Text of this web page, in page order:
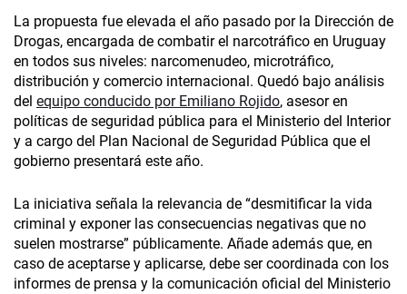
La propuesta fue elevada el año pasado por la Dirección de
Drogas, encargada de combatir el narcotráfico en Uruguay
en todos sus niveles: narcomenudeo, microtráfico,
distribución y comercio internacional. Quedó bajo análisis
del equipo conducido por Emiliano Rojido, asesor en
políticas de seguridad pública para el Ministerio del Interior
y a cargo del Plan Nacional de Seguridad Pública que el
gobierno presentará este año.
La iniciativa señala la relevancia de “desmitificar la vida
criminal y exponer las consecuencias negativas que no
suelen mostrarse” públicamente. Añade además que, en
caso de aceptarse y aplicarse, debe ser coordinada con los
informes de prensa y la comunicación oficial del Ministerio